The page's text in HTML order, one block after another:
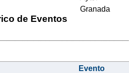
de Eventos
Evento